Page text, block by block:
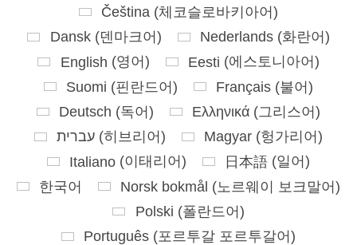
Čeština (체코슬로바키아어)
Dansk(덴마크어 ) Nederlands(화란어 )
English (영어 ) Eesti (에스토니아어 )
Suomi (핀란드어) Français (불어)
Deutsch (독어 ) Ελληνικά (그리스어)
עברית (히브리어 ) Magyar (헝가리어)
Italiano (이태리어 ) 日本語 (일어)
한국어
Norsk bokmål (노르웨이 보크말어)
Polski (폴란드어 )
Português (포르투갈 포르투갈어)